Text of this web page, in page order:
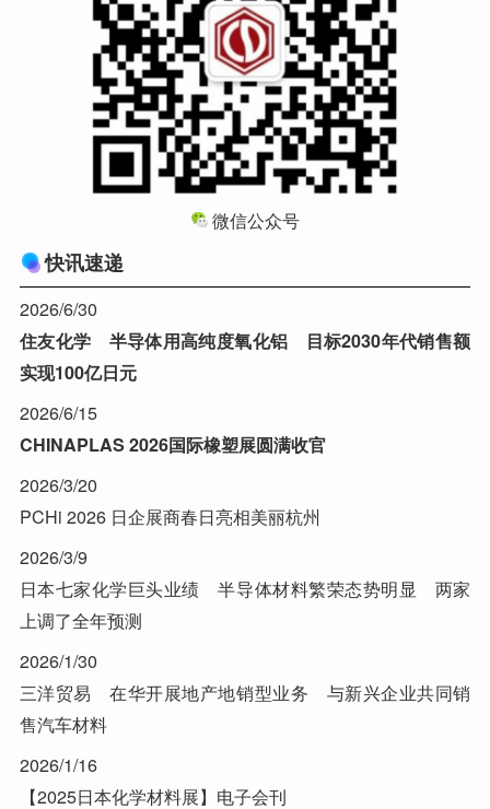
微信公众号
快讯速递
2026/6/30
住友化学 半导体用高纯度氧化铝 目标2030年代销售额
实现100亿日元
2026/6/15
CHINAPLAS 2026国际橡塑展圆满收官
2026/3/20
PCHi 2026 日企展商春日亮相美丽杭州
2026/3/9
日本七家化学巨头业绩 半导体材料繁荣态势明显 两家
上调了全年预测
2026/1/30
三洋贸易 在华开展地产地销型业务 与新兴企业共同销
售汽车材料
2026/1/16
【2025日本化学材料展】电子会刊